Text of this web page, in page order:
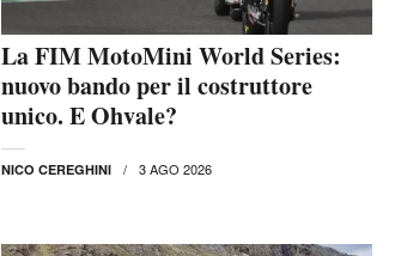
La FIM MotoMini World Series:
nuovo bando per il costruttore
unico. E Ohvale?
NICO CEREGHINI 3 AGO 2026